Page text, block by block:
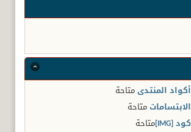
أكواد المنتدىمتاحة
الابتسامات متاحة
كود [IMG]
متاحة